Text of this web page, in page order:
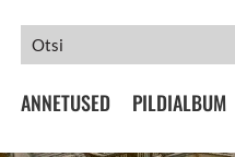
ANNETUSED PILDIALBUM